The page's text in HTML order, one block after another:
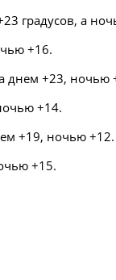
градусов, а
+16.
днем +23, ночью
+14.
+19, ночью +12.
+15.